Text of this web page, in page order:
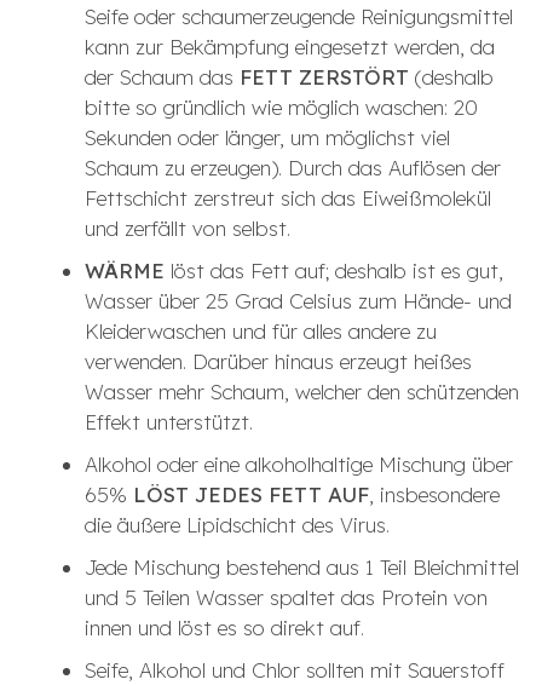
Seife oder schaumerzeugende Reinigungsmittel
kann zur Bekämpfung eingesetzt werden, da
der Schaum das FETT ZERSTÖRT (deshalb
bitte so gründlich wie möglich waschen: 20
Sekunden oder länger, um möglichst viel
Schaum zu erzeugen). Durch das Auflösen der
Fettschicht zerstreut sich das Eiweißmolekül
und zerfällt von selbst.
WÄRME löst das Fett auf; deshalb ist es gut,
Wasser über 25 Grad Celsius zum Hände- und
Kleiderwaschen und für alles andere zu
verwenden. Darüber hinaus erzeugt heißes
Wasser mehr Schaum, welcher den schützenden
Effekt unterstützt.
Alkohol oder eine alkoholhaltige Mischung über
65% LÖST JEDES FETT AUF , insbesondere
die äußere Lipidschicht des Virus.
Jede Mischung bestehend aus 1 Teil Bleichmittel
und 5 Teilen Wasser spaltet das Protein von
innen und löst es so direkt auf.
Seife, Alkohol und Chlor sollten mit Sauerstoff